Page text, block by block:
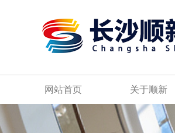
网站首页 关于顺新